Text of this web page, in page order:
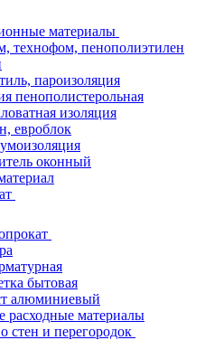
материалы
технофом, пенополиэтилен
пароизоляция
пенополистерольная
изоляция
евроблок
оконный
бытовая
алюминиевый
расходные материалы
стен и перегородок